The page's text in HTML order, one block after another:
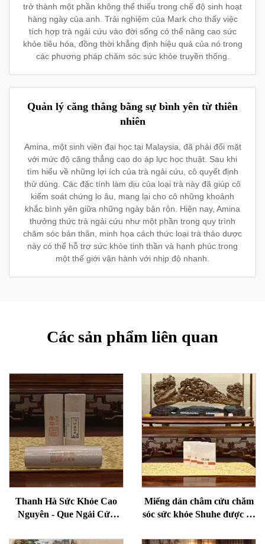
trở thành một phần không thể thiếu trong chế độ sinh hoạt
hàng ngày của anh. Trải nghiệm của Mark cho thấy việc
tích hợp trà ngải cứu vào đời sống có thể nâng cao sức
khỏe tiêu hóa, đồng thời khẳng định hiệu quả của nó trong
các phương pháp chăm sóc sức khỏe truyền thống.
Quản lý căng thẳng bằng sự bình yên từ thiên
nhiên
Amina, một sinh viên đại học tại Malaysia, đã phải đối mặt
với mức độ căng thẳng cao do áp lực học thuật. Sau khi
tìm hiểu về những lợi ích của trà ngải cứu, cô quyết định
thử dùng. Các đặc tính làm dịu của loại trà này đã giúp cô
kiểm soát chứng lo âu, mang lại cho cô những khoảnh
khắc bình yên giữa những ngày bận rộn. Hiện nay, Amina
thưởng thức trà ngải cứu như một phần trong quy trình
chăm sóc bản thân, minh họa cách thức loại trà thảo dược
này có thể hỗ trợ sức khỏe tinh thần và hạnh phúc trong
một thế giới vận hành với nhịp độ nhanh.
Các sản phẩm liên quan
Thanh Hà Sức Khỏe Cao
Nguyên - Que Ngải Cứu
Loại Bỏ Ẩm Và Làm Ấm
Miếng dán châm cứu chăm
sóc sức khỏe Shuhe được sử
phục hồi sinh lực và thông